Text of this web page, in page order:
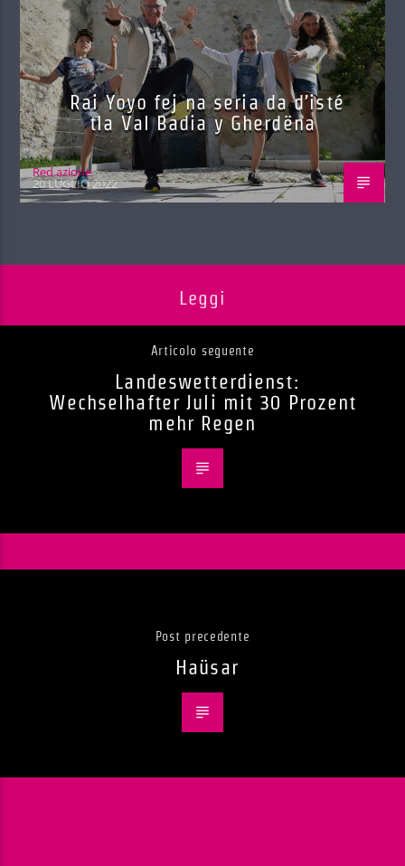
Rai Yoyo fej na seria da d’isté
tla Val Badia y Gherdëna
Red.azione
20 LUGLIO 2022
Leggi
Articolo seguente
Landeswetterdienst:
Wechselhafter Juli mit 30 Prozent
mehr Regen
Post precedente
Haüsar